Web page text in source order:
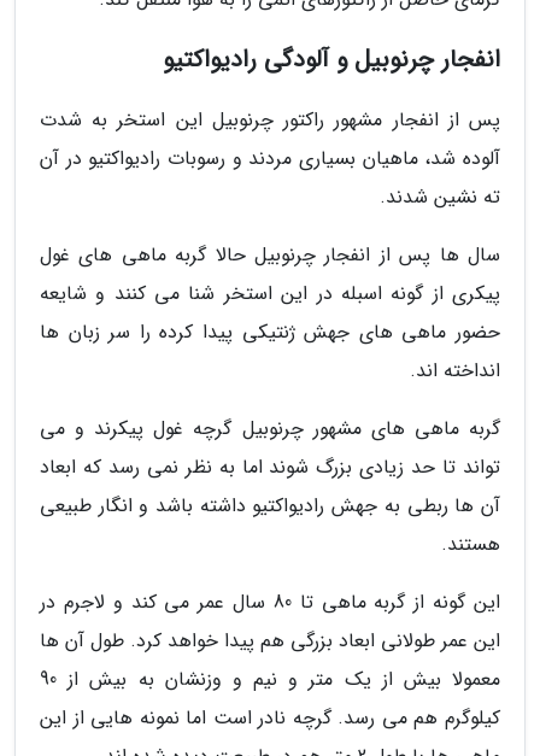
انفجار چرنوبیل و آلودگی رادیواکتیو
پس از انفجار مشهور راکتور چرنوبیل این استخر به شدت
آلوده شد، ماهیان بسیاری مردند و رسوبات رادیواکتیو در آن
ته نشین شدند.
سال ها پس از انفجار چرنوبیل حالا گربه ماهی های غول
پیکری از گونه اسبله در این استخر شنا می کنند و شایعه
حضور ماهی های جهش ژنتیکی پیدا کرده را سر زبان ها
انداخته اند.
گربه ماهی های مشهور چرنوبیل گرچه غول پیکرند و می
تواند تا حد زیادی بزرگ شوند اما به نظر نمی رسد که ابعاد
آن ها ربطی به جهش رادیواکتیو داشته باشد و انگار طبیعی
هستند.
این گونه از گربه ماهی تا 80 سال عمر می کند و لاجرم در
این عمر طولانی ابعاد بزرگی هم پیدا خواهد کرد. طول آن ها
معمولا بیش از یک متر و نیم و وزنشان به بیش از 90
کیلوگرم هم می رسد. گرچه نادر است اما نمونه هایی از این